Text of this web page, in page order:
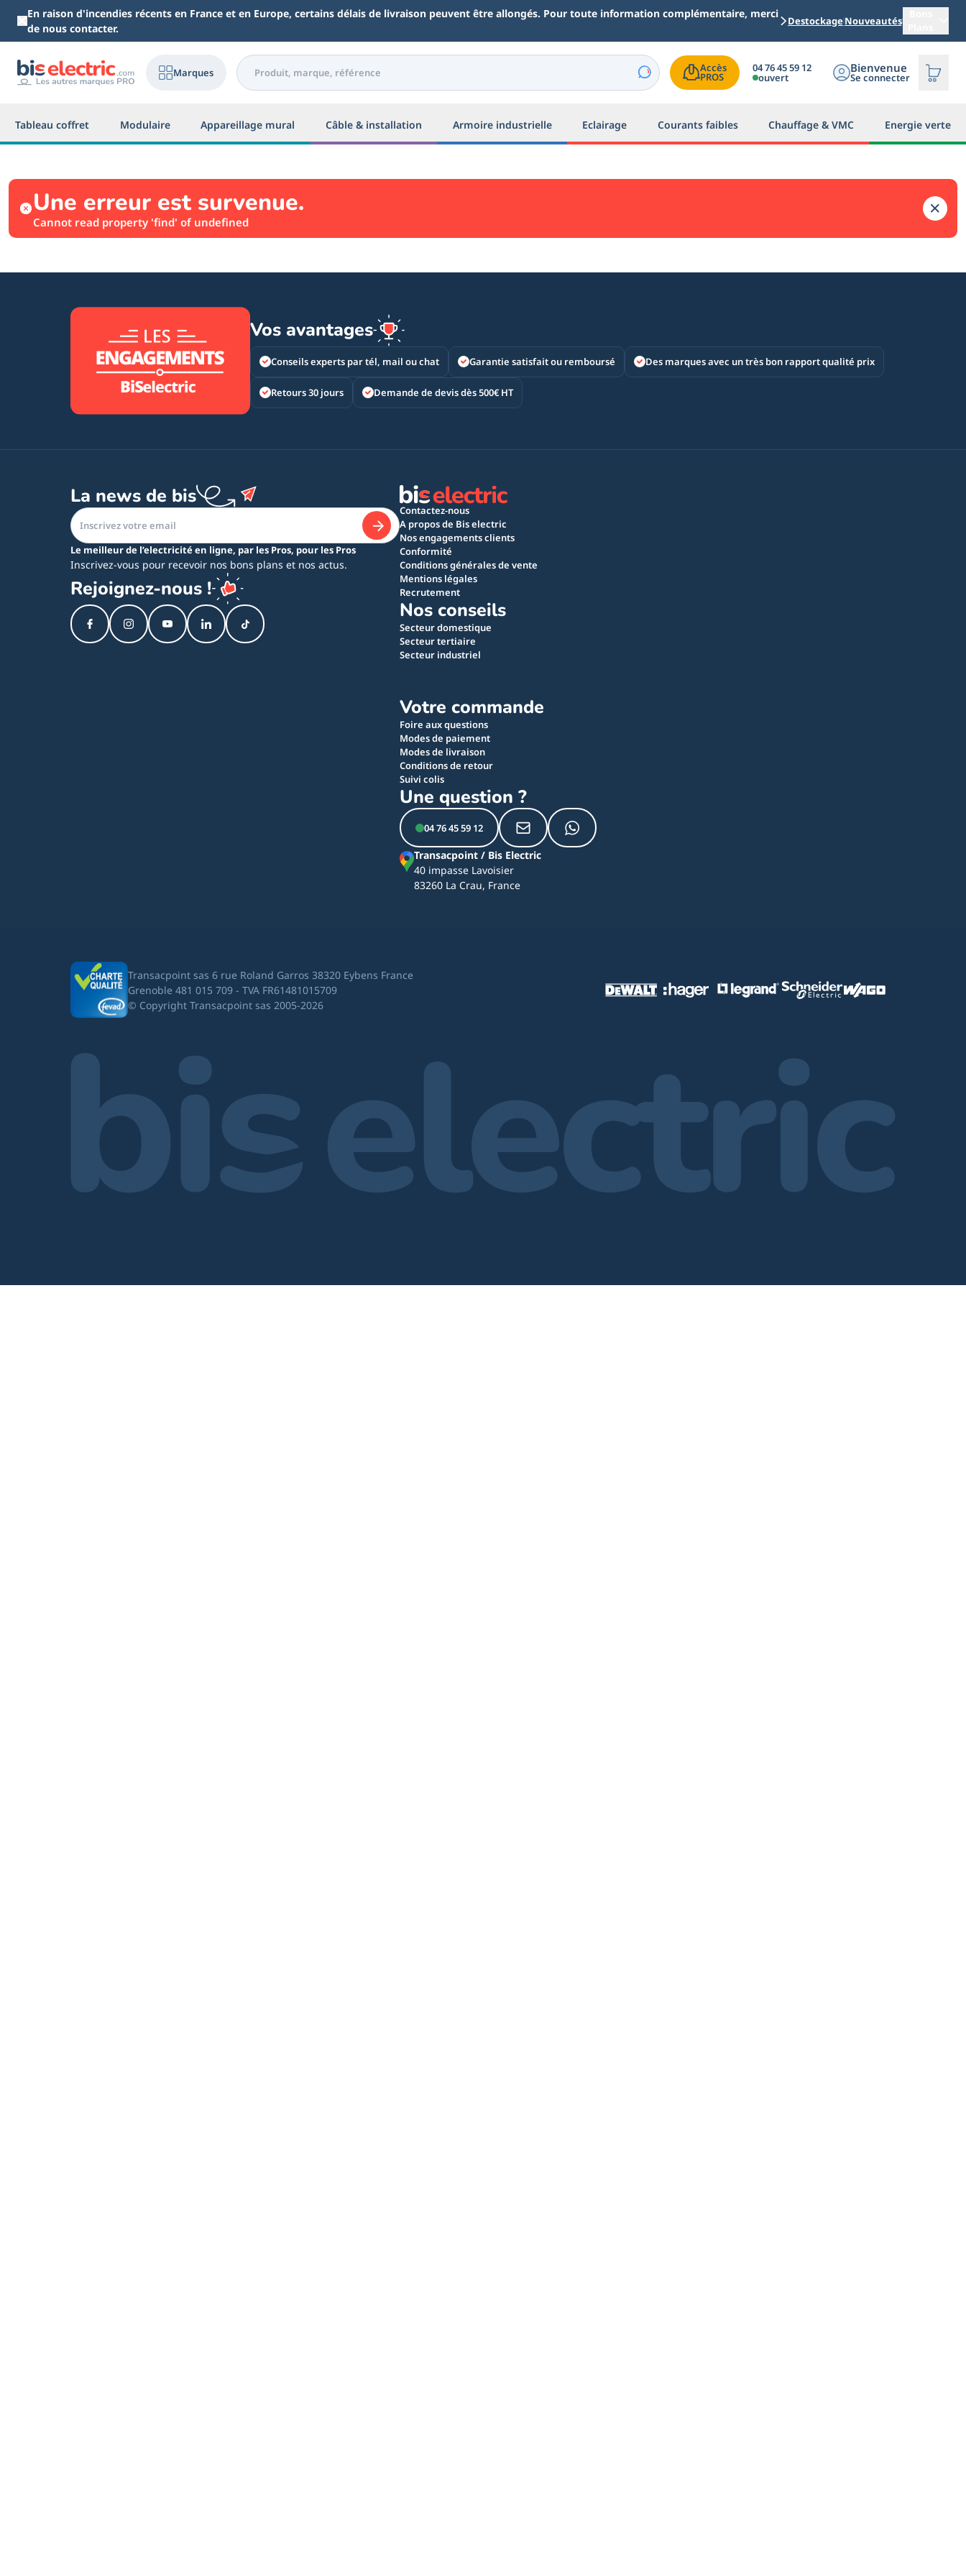
Aller au contenu principal
En raison d'incendies récents en France et en Europe, certains délais de livraison peuvent être allongés. Pour toute information complémentaire, merci
de nous contacter.
DestockageNouveautés
Marques Accès
PROS
04 76 45 59 12
ouvert
Bienvenue
Se connecter
Tableau coffret Modulaire Appareillage mural Câble & installation Armoire industrielle Eclairage Courants faibles Chauffage & VMC Energie verte
Une erreur est survenue.
Cannot read property 'find' of undefined
Vos avantages
Conseils experts par tél, mail ou chat Garantie satisfait ou remboursé Des marques avec un très bon rapport qualité prix
Retours 30 jours Demande de devis dès 500€ HT
La news de bis
Le meilleur de l’electricité en ligne, par les Pros, pour les Pros
Inscrivez-vous pour recevoir nos bons plans et nos actus.
Rejoignez-nous !
Contactez-nous
A propos de Bis electric
Nos engagements clients
Conformité
Conditions générales de vente
Mentions légales
Recrutement
Nos conseils
Secteur domestique
Secteur tertiaire
Secteur industriel
Votre commande
Foire aux questions
Modes de paiement
Modes de livraison
Conditions de retour
Suivi colis
Une question ?
04 76 45 59 12
Transacpoint / Bis Electric
40 impasse Lavoisier
83260 La Crau, France
Transacpoint sas 6 rue Roland Garros 38320 Eybens France
Grenoble 481 015 709 - TVA FR61481015709
© Copyright Transacpoint sas 2005-2026